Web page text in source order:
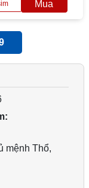
mệnh Thổ,